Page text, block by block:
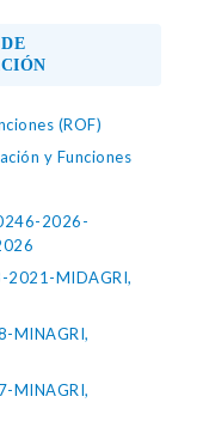
(ROF)
y Funciones
2026-
2021-MIDAGRI,
MINAGRI,
MINAGRI,